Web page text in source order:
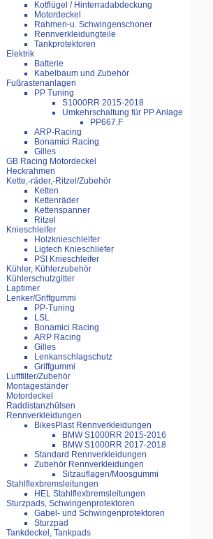
Kotflügel / Hinterradabdeckung
Motordeckel
Rahmen-u. Schwingenschoner
Rennverkleidungteile
Tankprotektoren
Elektrik
Batterie
Kabelbaum und Zubehör
Fußrastenanlagen
PP Tuning
S1000RR 2015-2018
Umkehrschaltung für PP Anlage
PP667.F
ARP-Racing
Bonamici Racing
Gilles
GB Racing Motordeckel
Heckrahmen
Kette,-räder,-Ritzel/Zubehör
Ketten
Kettenräder
Kettenspanner
Ritzel
Knieschleifer
Holzknieschleifer
Ligtech Knieschliefer
PSI Knieschleifer
Kühler, Kühlerzubehör
Kühlerschutzgitter
Laptimer
Lenker/Griffgummi
PP-Tuning
LSL
Bonamici Racing
ARP Racing
Gilles
Lenkanschlagschutz
Griffgummi
Luftfilter/Zubehör
Montageständer
Motordeckel
Raddistanzhülsen
Rennverkleidungen
BikesPlast Rennverkleidungen
BMW S1000RR 2015-2016
BMW S1000RR 2017-2018
Standard Rennverkleidungen
Zubehör Rennverkleidungen
Sitzauflagen/Moosgummi
Stahlflexbremsleitungen
HEL Stahlflexbremsleitungen
Sturzpads, Schwingenprotektoren
Gabel- und Schwingenprotektoren
Sturzpad
Tankdeckel, Tankpads